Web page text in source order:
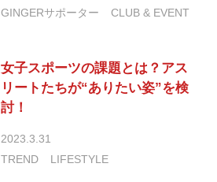
GINGERサポーター
CLUB & EVENT
女子スポーツの課題とは？アス
リートたちが“ありたい姿”を検
討！
2023.3.31
TREND
LIFESTYLE